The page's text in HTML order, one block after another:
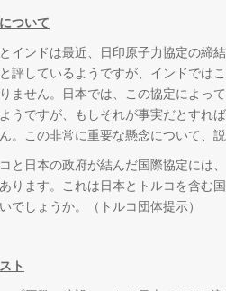
ついて
インドは最近、日印原子力協定の締
評しているようですが、インドでは
ません。日本では、この協定によっ
うですが、もしそれが事実だとすれ
。この非常に重要な懸念について、
と日本の政府が結んだ国際協定には
ります。これは日本とトルコを含む
でしょうか。（トルコ団体提示）
ト